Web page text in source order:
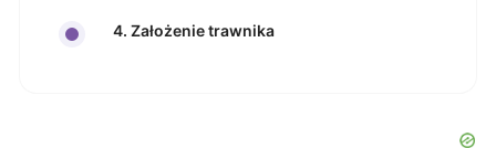
4. Założenie trawnika